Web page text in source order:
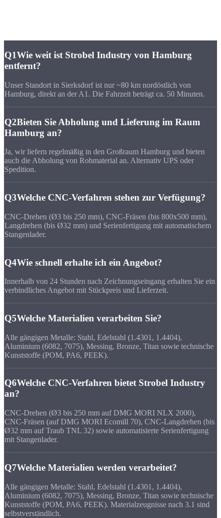
Q1Wie weit ist Strobel Industry von Hamburg
entfernt?
Unser Standort in Sierksdorf ist nur ~80 km nordöstlich von
Hamburg, direkt an der A1. Die Fahrzeit beträgt ca. 50 Minuten.
Q2Bieten Sie Abholung und Lieferung im Raum
Hamburg an?
Ja, wir liefern regelmäßig in den Großraum Hamburg und bieten
auch die Abholung von Rohmaterial an. Alternativ UPS oder
Spedition.
Q3Welche CNC-Verfahren stehen zur Verfügung?
CNC-Drehen (Ø3 bis 250 mm), CNC-Fräsen (bis 800x500 mm),
Langdrehen (bis Ø32 mm) und Serienfertigung mit automatischem
Stangenlader.
Q4Wie schnell erhalte ich ein Angebot?
Innerhalb von 24 Stunden nach Zeichnungseingang erhalten Sie ein
verbindliches Angebot mit Stückpreis und Lieferzeit.
Q5Welche Materialien verarbeiten Sie?
Alle gängigen Metalle: Stahl, Edelstahl (1.4301, 1.4404),
Aluminium (6082, 7075), Messing, Bronze, Titan sowie technische
Kunststoffe (POM, PA6, PEEK).
Q6Welche CNC-Verfahren bietet Strobel Industry
an?
CNC-Drehen (Ø3 bis 250 mm auf DMG MORI NLX 2000),
CNC-Fräsen (auf DMG MORI Ecomill 70), CNC-Langdrehen (bis
Ø32 mm auf Traub TNL 32) sowie automatisierte Serienfertigung
mit Stangenlader.
Q7Welche Materialien werden verarbeitet?
Alle gängigen Metalle: Stahl, Edelstahl (1.4301, 1.4404),
Aluminium (6082, 7075), Messing, Bronze, Titan sowie technische
Kunststoffe (POM, PA6, PEEK). Materialzeugnisse nach 3.1 sind
selbstverständlich.